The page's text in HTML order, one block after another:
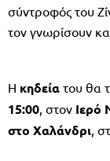
σύντροφός του
τον γνωρίσουν
Η κηδεία του θα
15:00 , στον Ιερό
στο Χαλάνδρι ,